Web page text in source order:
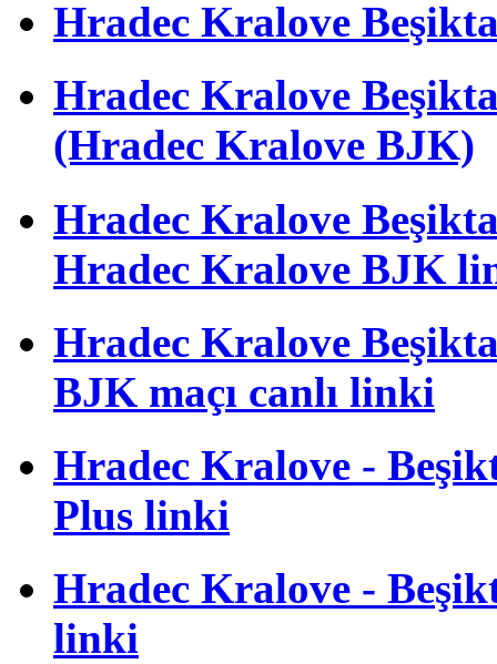
Hradec Kralove
Hradec Kralove
(Hradec Kralove BJK)
Hradec Kralove
Hradec Kralove BJK
Hradec Kralove
BJK maçı canlı linki
Hradec Kralove -
Plus linki
Hradec Kralove -
linki